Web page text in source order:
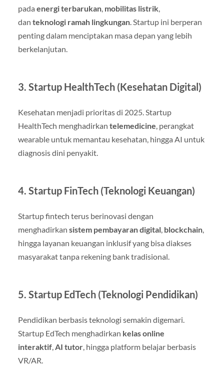
pada energi terbarukan, mobilitas listrik,
dan teknologi ramah lingkungan. Startup ini berperan
penting dalam menciptakan masa depan yang lebih
berkelanjutan.
3. Startup HealthTech (Kesehatan Digital)
Kesehatan menjadi prioritas di 2025. Startup
HealthTech menghadirkan telemedicine , perangkat
wearable untuk memantau kesehatan, hingga AI untuk
diagnosis dini penyakit.
4. Startup FinTech (Teknologi Keuangan)
Startup fintech terus berinovasi dengan
menghadirkan sistem pembayaran digital, blockchain,
hingga layanan keuangan inklusif yang bisa diakses
masyarakat tanpa rekening bank tradisional.
5. Startup EdTech (Teknologi Pendidikan)
Pendidikan berbasis teknologi semakin digemari.
Startup EdTech menghadirkan kelas online
interaktif, AI tutor, hingga platform belajar berbasis
VR/AR.